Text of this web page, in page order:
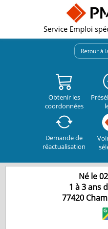
Service Emploi
Retour à
Obtenir les
coordonnées
Demande de
réactualisation
Né le
1 à 3 ans
77420